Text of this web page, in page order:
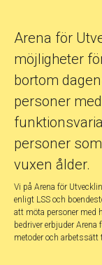
Arena för
möjligheter
bortom
personer
personer
vuxen ålder.
Vi på Arena för
enligt LSS och
att möta personer med
bedriver erbjuder
metoder och